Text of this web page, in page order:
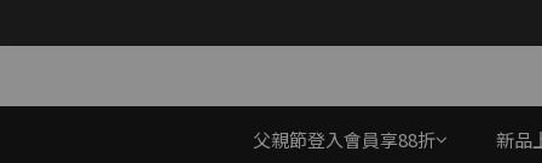
父親節登入會員享88折 新品